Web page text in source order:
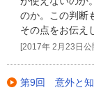
のか。この判断
その点をお伝え
[2017年 2月23日
第9回 意外と知